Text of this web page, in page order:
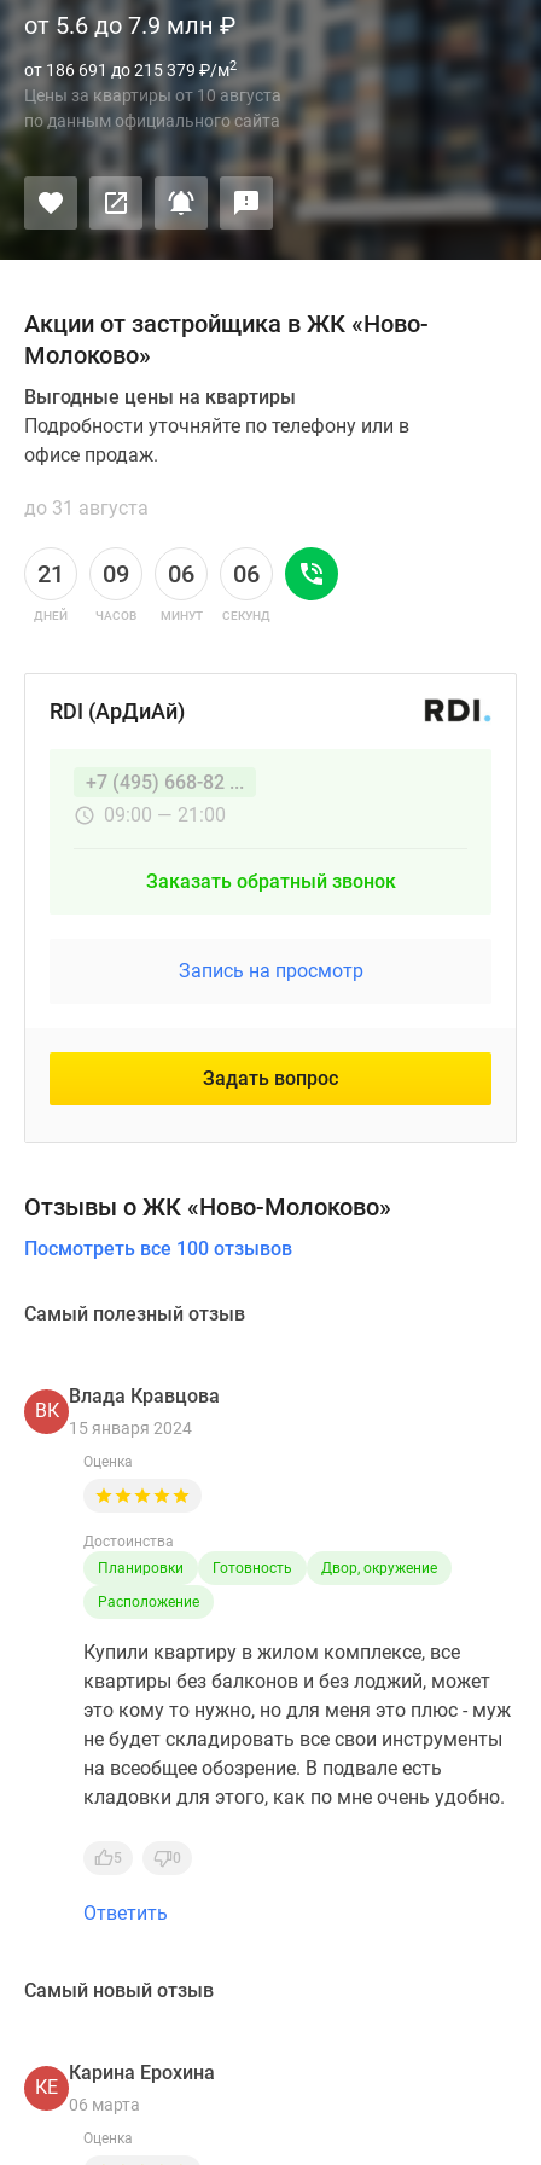
от 5.6 до 7.9 млн ₽
от 186 691 до 215 379 ₽/м2
Цены за квартиры от 10 августа
по данным официального сайта
Акции от застройщика в ЖК «Ново-
Молоково»
Выгодные цены на квартиры
Подробности уточняйте по телефону или в
офисе продаж.
до 31 августа
21
ДНЕЙ
09
ЧАСОВ
06
МИНУТ
05
СЕКУНД
RDI (АрДиАй)
+7 (495) 668-82 ...
09:00 — 21:00
Заказать обратный звонок
Запись на просмотр
Задать вопрос
Отзывы о ЖК «Ново-Молоково»
Посмотреть все 100 отзывов
Самый полезный отзыв
ВК
Влада Кравцова
15 января 2024
Оценка
Достоинства
Планировки
Готовность
Двор, окружение
Расположение
Купили квартиру в жилом комплексе, все
квартиры без балконов и без лоджий, может
это кому то нужно, но для меня это плюс - муж
не будет складировать все свои инструменты
на всеобщее обозрение. В подвале есть
кладовки для этого, как по мне очень удобно.
5 0
Ответить
Самый новый отзыв
КЕ
Карина Ерохина
06 марта
Оценка